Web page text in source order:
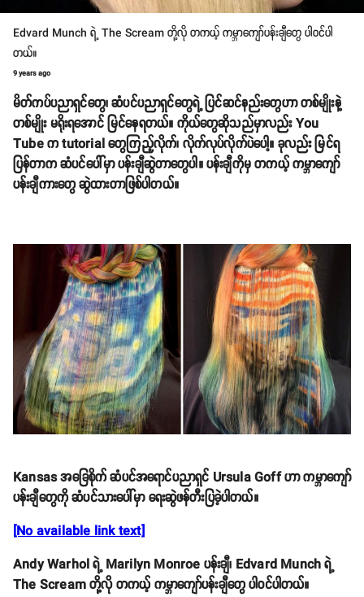
Edvard Munch ရဲ့ The Scream တို့လို တကယ့် ကမ္ဘာကျော်ပန်းချီတွေ ပါဝင်ပါ
တယ်။
9 years ago
မိတ်ကပ်ပညာရှင်တွေ၊ ဆံပင်ပညာရှင်တွေရဲ့ ပြင်ဆင်နည်းတွေဟာ တစ်မျိုးနဲ့
တစ်မျိုး မရိုးရအောင် မြင်နေရတယ်။ ကိုယ်တွေဆိုသည်မှာလည်း You
Tube က tutorial တွေကြည့်လိုက်၊ လိုက်လုပ်လိုက်ပဲပေါ့။ ခုလည်း မြင်ရ
ပြန်တာက ဆံပင်ပေါ်မှာ ပန်းချီဆွဲတာတွေပါ။ ပန်းချီကိုမှ တကယ့် ကမ္ဘာကျော်
ပန်းချီကားတွေ ဆွဲထားတာဖြစ်ပါတယ်။
Kansas အခြေစိုက် ဆံပင်အရောင်ပညာရှင် Ursula Goff ဟာ ကမ္ဘာကျော်
ပန်းချီတွေကို ဆံပင်သားပေါ်မှာ ရေးဆွဲဖန်တီးပြခဲ့ပါတယ်။
[No available link text]
Andy Warhol ရဲ့ Marilyn Monroe ပန်းချီ၊ Edvard Munch ရဲ့
The Scream တို့လို တကယ့် ကမ္ဘာကျော်ပန်းချီတွေ ပါဝင်ပါတယ်။